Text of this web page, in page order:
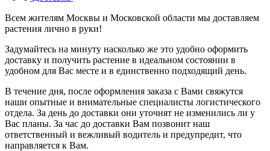
Всем жителям Москвы и Московской области мы доставляем
растения лично в руки!
Задумайтесь на минуту насколько же это удобно оформить
доставку и получить растение в идеальном состоянии в
удобном для Вас месте и в единственно подходящий день.
В течение дня, после оформления заказа с Вами свяжутся
наши опытные и внимательные специалисты логистического
отдела. За день до доставки они уточнят не изменились ли у
Вас планы. За час до доставки Вам позвонит наш
ответственный и вежливый водитель и предупредит, что
направляется к Вам.